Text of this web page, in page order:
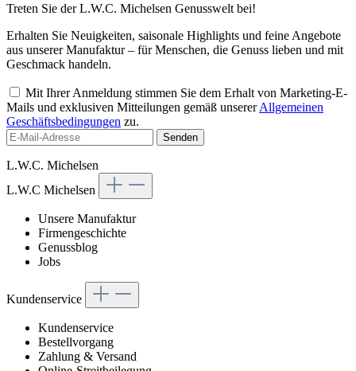
Treten Sie der L.W.C. Michelsen Genusswelt bei!
Erhalten Sie Neuigkeiten, saisonale Highlights und feine Angebote
aus unserer Manufaktur – für Menschen, die Genuss lieben und mit
Geschmack handeln.
Mit Ihrer Anmeldung stimmen Sie dem Erhalt von Marketing-E-
Mails und exklusiven Mitteilungen gemäß unsererAllgemeinen
Geschäftsbedingungen zu.
Senden
L.W.C. Michelsen
L.W.C Michelsen
Unsere Manufaktur
Firmengeschichte
Genussblog
Jobs
Kundenservice
Kundenservice
Bestellvorgang
Zahlung & Versand